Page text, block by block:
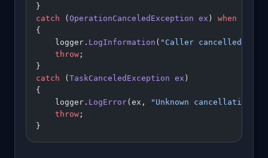
}
catch ( OperationCanceledException ex ) when
{
    logger.
LogInformation ( "Caller cancelled
    throw
;
}
catch ( TaskCanceledException ex )
{
    logger.
LogError(ex,
"Unknown cancellation
    throw
;
}